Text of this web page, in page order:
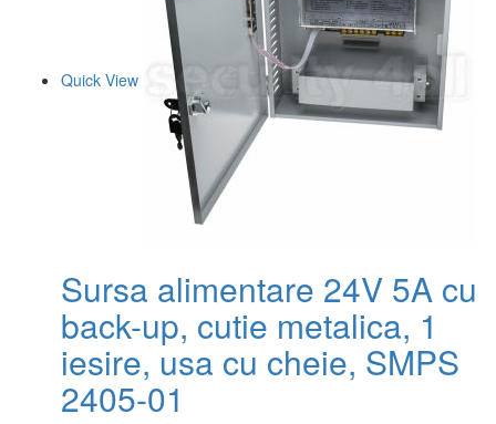
Quick View
Sursa alimentare 24V 5A cu
back-up, cutie metalica, 1
iesire, usa cu cheie, SMPS
2405-01